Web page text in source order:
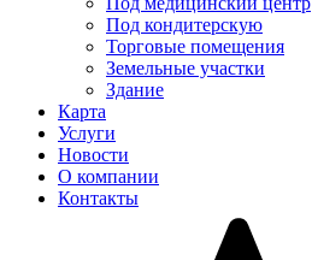
Под кондитерскую
Торговые помещения
Земельные участки
Здание
Карта
Услуги
Новости
О компании
Контакты